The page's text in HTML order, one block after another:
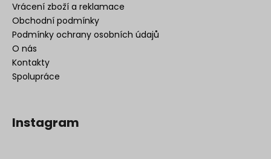
Vrácení zboží a reklamace
Obchodní podmínky
Podmínky ochrany osobních údajů
O nás
Kontakty
Spolupráce
Instagram